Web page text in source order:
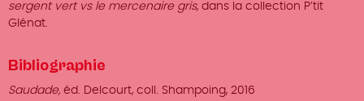
sergent vert vs le mercenaire gris, dans la collection P’tit
Glénat.
Bibliographie
Saudade, éd. Delcourt, coll. Shampoing, 2016